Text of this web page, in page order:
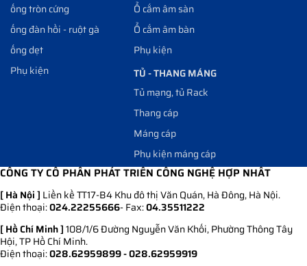
ống tròn cứng
ống đàn hồi - ruột gà
ống dẹt
Phụ kiện
Ổ cắm âm sàn
Ổ cắm âm bàn
Phụ kiện
TỦ - THANG MÁNG
Tủ mạng, tủ Rack
Thang cáp
Máng cáp
Phụ kiện máng cáp
CÔNG TY CỔ PHẦN PHÁT TRIỂN CÔNG NGHỆ HỢP NHẤT
[ Hà Nội ] Liền kề TT17-B4 Khu đô thị Văn Quán, Hà Đông, Hà Nội.
Điện thoại:024.22255666- Fax:04.35511222
[ Hồ Chí Minh ]108/1/6 Đường Nguyễn Văn Khối, Phường Thông Tây
Hội, TP Hồ Chí Minh.
Điện thoại:028.62959899 - 028.62959919